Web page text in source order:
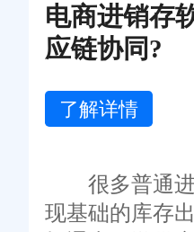
电商进销存
应链协同?
了解详情
很多普通进
现基础的库存